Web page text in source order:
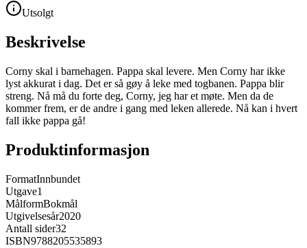
Utsolgt
Beskrivelse
Corny skal i barnehagen. Pappa skal levere. Men Corny har ikke
lyst akkurat i dag. Det er så gøy å leke med togbanen. Pappa blir
streng. Nå må du forte deg, Corny, jeg har et møte. Men da de
kommer frem, er de andre i gang med leken allerede. Nå kan i hvert
fall ikke pappa gå!
Produktinformasjon
FormatInnbundet
Utgave1
MålformBokmål
Utgivelsesår2020
Antall sider32
ISBN9788205535893